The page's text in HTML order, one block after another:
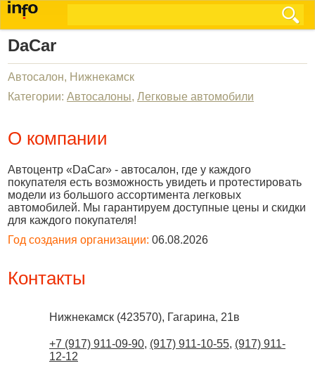
DaCar
Автосалон, Нижнекамск
Категории: Автосалоны, Легковые автомобили
О компании
Автоцентр «DaCar» - автосалон, где у каждого
покупателя есть возможность увидеть и протестировать
модели из большого ассортимента легковых
автомобилей. Мы гарантируем доступные цены и скидки
для каждого покупателя!
Год создания организации: 06.08.2026
Контакты
Нижнекамск (423570), Гагарина, 21в
+7 (917) 911-09-90, (917) 911-10-55, (917) 911-
12-12